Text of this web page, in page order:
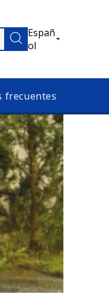
Españ
ol
frecuentes